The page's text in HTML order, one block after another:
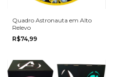
Quadro Astronauta em Alto
Relevo
R$74,99